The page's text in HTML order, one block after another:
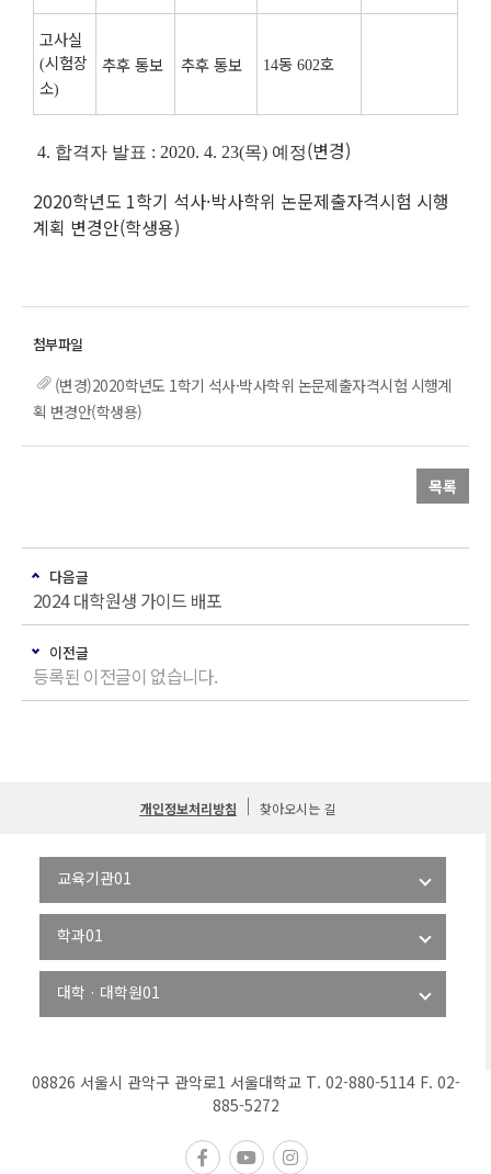
고사실
(시험장
소)
추후 통보 추후 통보 14동 602호
4. 합격자 발표 : 2020. 4. 23(목) 예정(변경)
2020학년도 1학기 석사·박사학위 논문제출자격시험 시행
계획 변경안(학생용)
(변경)2020학년도 1학기 석사·박사학위 논문제출자격시험 시행계
획 변경안(학생용)
목록
다음글
2024 대학원생 가이드 배포
이전글
등록된 이전글이 없습니다.
개인정보처리방침 찾아오시는 길
08826 서울시 관악구 관악로1 서울대학교 T. 02-880-5114 F. 02-
885-5272